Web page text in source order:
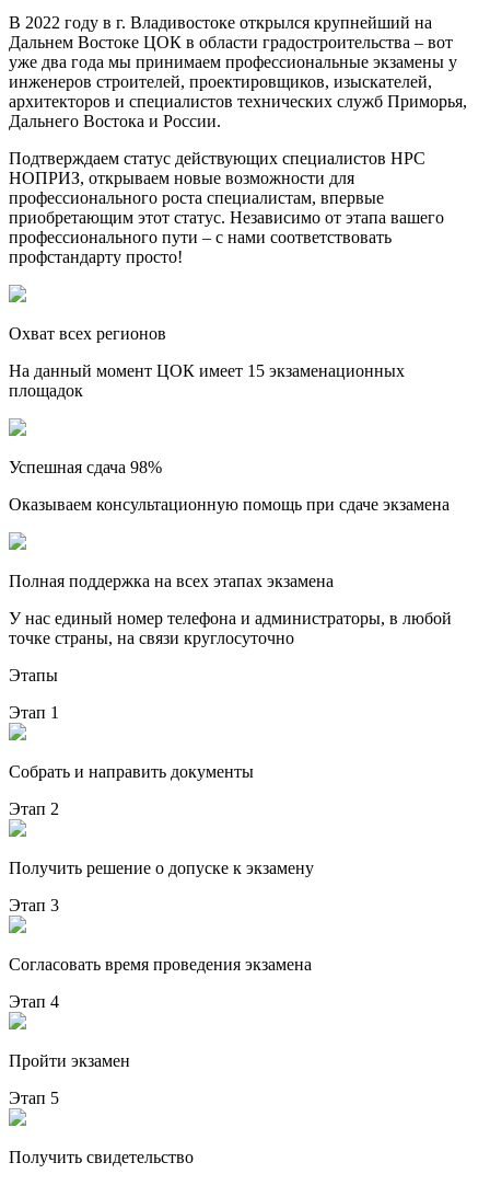
В 2022 году в г. Владивостоке открылся крупнейший на
Дальнем Востоке ЦОК в области градостроительства – вот
уже два года мы принимаем профессиональные экзамены у
инженеров строителей, проектировщиков, изыскателей,
архитекторов и специалистов технических служб Приморья,
Дальнего Востока и России.
Подтверждаем статус действующих специалистов НРС
НОПРИЗ, открываем новые возможности для
профессионального роста специалистам, впервые
приобретающим этот статус. Независимо от этапа вашего
профессионального пути – с нами соответствовать
профстандарту просто!
Охват всех регионов
На данный момент ЦОК имеет 15 экзаменационных
площадок
Успешная сдача 98%
Оказываем консультационную помощь при сдаче экзамена
Полная поддержка на всех этапах экзамена
У нас единый номер телефона и администраторы, в любой
точке страны, на связи круглосуточно
Этапы
Этап 1
Собрать и направить документы
Этап 2
Получить решение о допуске к экзамену
Этап 3
Согласовать время проведения экзамена
Этап 4
Пройти экзамен
Этап 5
Получить свидетельство